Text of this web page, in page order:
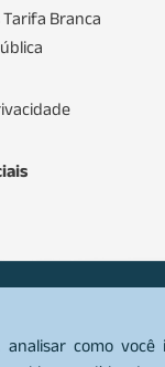
como
Branca